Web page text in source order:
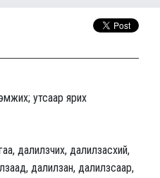
утсаар ярих
далилзчих, далилзасхий,
далилзан, далилзсаар,